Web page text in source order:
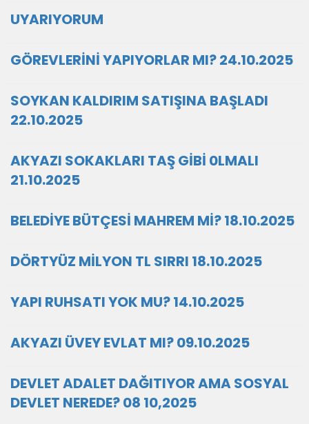
UYARIYORUM
GÖREVLERİNİ YAPIYORLAR MI? 24.10.2025
SOYKAN KALDIRIM SATIŞINA BAŞLADI
22.10.2025
AKYAZI SOKAKLARI TAŞ GİBİ 0LMALI
21.10.2025
BELEDİYE BÜTÇESİ MAHREM Mİ? 18.10.2025
DÖRTYÜZ MİLYON TL SIRRI 18.10.2025
YAPI RUHSATI YOK MU? 14.10.2025
AKYAZI ÜVEY EVLAT MI? 09.10.2025
DEVLET ADALET DAĞITIYOR AMA SOSYAL
DEVLET NEREDE? 08 10,2025